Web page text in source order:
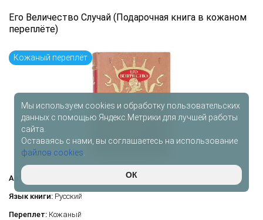
Его Величество Случай (Подарочная книга в кожаном
переплёте)
Кожаный переплёт
Автор:
Язык книги: Русский
Переплет: Кожаный
Мы используем cookies и обработку пользовательских
данных с помощью Яндекс.Метрики для лучшей работы
сайта.
Оставаясь с нами, вы соглашаетесь на использование
файлов cookies
ОК